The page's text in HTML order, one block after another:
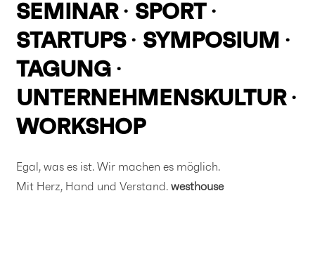
SEMINAR
SPORT
STARTUPS
SYMPOSIUM
TAGUNG
UNTERNEHMENSKULTUR
WORKSHOP
Egal, was es ist. Wir machen es möglich.
Mit Herz, Hand und Verstand. westhouse